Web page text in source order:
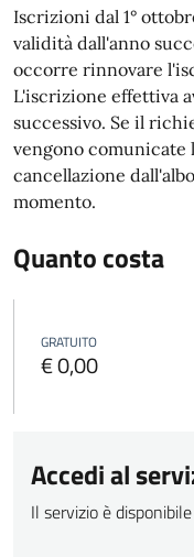
Iscrizioni dal 1°
validità dall'anno
occorre rinnovare
L'iscrizione effettiva
successivo. Se il
vengono comunicate
cancellazione
momento.
Quanto costa
GRATUITO
€ 0,00
Accedi al
Il servizio è